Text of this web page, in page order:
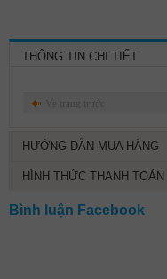
THÔNG TIN CHI TIẾT
Về trang trước
HƯỚNG DẪN MUA HÀNG
HÌNH THỨC THANH TOÁN
Bình luận Facebook